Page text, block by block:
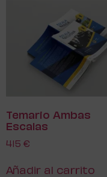
Temario Ambas
Escalas
415 €
Añadir al carrito